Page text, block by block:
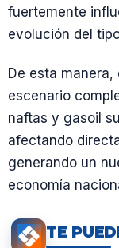
fuertemente
evolución del
De esta
escenario
naftas y gasoil
afectando
generando un
economía
TE